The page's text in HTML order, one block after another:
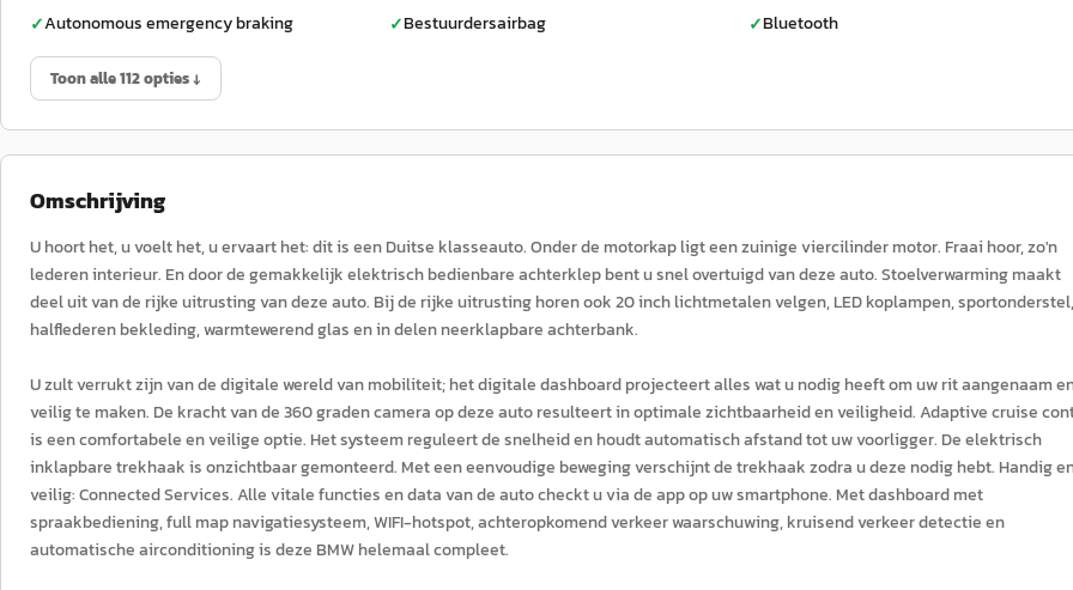
✓Autonomous emergency braking ✓Bestuurdersairbag ✓Bluetooth
Toon alle 112 opties ↓
Omschrijving
U hoort het, u voelt het, u ervaart het: dit is een Duitse klasseauto. Onder de motorkap ligt een zuinige viercilinder motor. Fraai hoor, zo'n
lederen interieur. En door de gemakkelijk elektrisch bedienbare achterklep bent u snel overtuigd van deze auto. Stoelverwarming maakt
deel uit van de rijke uitrusting van deze auto. Bij de rijke uitrusting horen ook 20 inch lichtmetalen velgen, LED koplampen, sportonderstel,
halflederen bekleding, warmtewerend glas en in delen neerklapbare achterbank.
U zult verrukt zijn van de digitale wereld van mobiliteit; het digitale dashboard projecteert alles wat u nodig heeft om uw rit aangenaam
veilig te maken. De kracht van de 360 graden camera op deze auto resulteert in optimale zichtbaarheid en veiligheid. Adaptive cruise
is een comfortabele en veilige optie. Het systeem reguleert de snelheid en houdt automatisch afstand tot uw voorligger. De elektrisch
inklapbare trekhaak is onzichtbaar gemonteerd. Met een eenvoudige beweging verschijnt de trekhaak zodra u deze nodig hebt. Handig
veilig: Connected Services. Alle vitale functies en data van de auto checkt u via de app op uw smartphone. Met dashboard met
spraakbediening, full map navigatiesysteem, WIFI-hotspot, achteropkomend verkeer waarschuwing, kruisend verkeer detectie en
automatische airconditioning is deze BMW helemaal compleet.